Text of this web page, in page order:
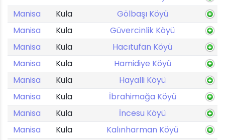
Manisa
Kula
Gölbaşı Köyü
Manisa
Kula
Güvercinlik Köyü
Manisa
Kula
Hacıtufan Köyü
Manisa
Kula
Hamidiye Köyü
Manisa
Kula
Hayalli Köyü
Manisa
Kula
İbrahimağa Köyü
Manisa
Kula
İncesu Köyü
Manisa
Kula
Kalınharman Köyü